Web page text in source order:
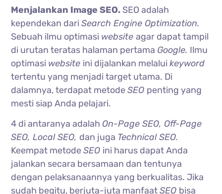
Menjalankan Image SEO. SEO adalah
kependekan dariSearch Engine Optimization.
Sebuah ilmu optimasi websiteagar dapat tampil
di urutan teratas halaman pertama Google. Ilmu
optimasi website ini dijalankan melaluikeyword
tertentu yang menjadi target utama. Di
dalamnya, terdapat metodeSEO penting yang
mesti siap Anda pelajari.
4 di antaranya adalah On-Page SEO, Off-Page
SEO, Local SEO, dan juga Technical SEO.
Keempat metodeSEO ini harus dapat Anda
jalankan secara bersamaan dan tentunya
dengan pelaksanaannya yang berkualitas. Jika
sudah begitu, berjuta-juta manfaatSEO bisa